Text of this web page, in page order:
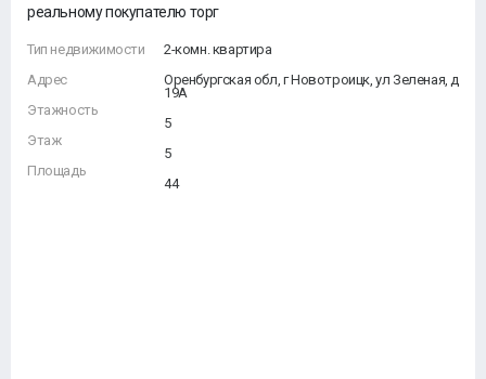
реальному покупателю торг
Тип недвижимости
Адрес
Этажность
Этаж
Площадь
2-комн. квартира
Оренбургская обл, г Новотроицк, ул Зеленая, д
19А
5
5
44